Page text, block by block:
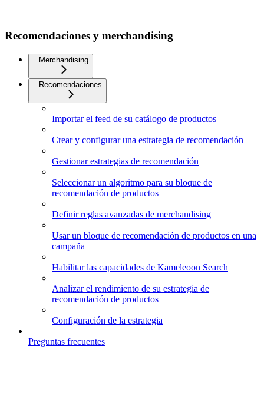
Recomendaciones y merchandising
Merchandising
Recomendaciones
Importar el feed de su catálogo de productos
Crear y configurar una estrategia de recomendación
Gestionar estrategias de recomendación
Seleccionar un algoritmo para su bloque de
recomendación de productos
Definir reglas avanzadas de merchandising
Usar un bloque de recomendación de productos en una
campaña
Habilitar las capacidades de Kameleoon Search
Analizar el rendimiento de su estrategia de
recomendación de productos
Configuración de la estrategia
Preguntas frecuentes